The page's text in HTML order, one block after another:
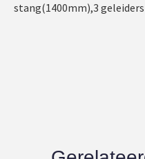
stang(1400mm),3